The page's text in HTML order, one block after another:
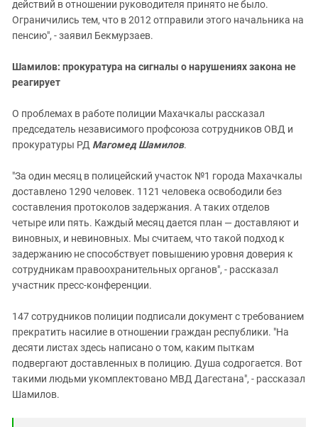
действий в отношении руководителя принято не было.
Ограничились тем, что в 2012 отправили этого начальника на
пенсию", - заявил Бекмурзаев.
Шамилов: прокуратура на сигналы о нарушениях закона не
реагирует
О проблемах в работе полиции Махачкалы рассказал
председатель независимого профсоюза сотрудников ОВД и
прокуратуры РД Магомед Шамилов.
"За один месяц в полицейский участок №1 города Махачкалы
доставлено 1290 человек. 1121 человека освободили без
составления протоколов задержания. А таких отделов
четыре или пять. Каждый месяц дается план — доставляют и
виновных, и невиновных. Мы считаем, что такой подход к
задержанию не способствует повышению уровня доверия к
сотрудникам правоохранительных органов", - рассказал
участник пресс-конференции.
147 сотрудников полиции подписали документ с требованием
прекратить насилие в отношении граждан республики. "На
десяти листах здесь написано о том, каким пыткам
подвергают доставленных в полицию. Душа содрогается. Вот
такими людьми укомплектовано МВД Дагестана", - рассказал
Шамилов.